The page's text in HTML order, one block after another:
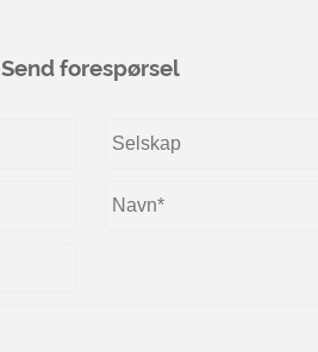
Send forespørsel